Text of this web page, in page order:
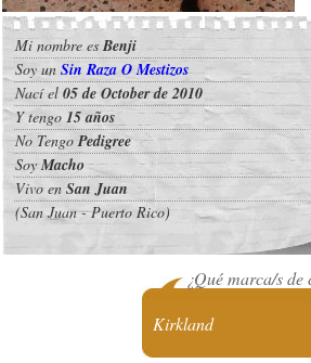
Mi nombre esBenji
Soy un Sin Raza O Mestizos
Nací el 05 de October de 2010
Y tengo 15 años
No TengoPedigree
SoyMacho
Vivo enSan Juan
(San Juan - Puerto Rico)
¿Qué marca/s
Kirkland